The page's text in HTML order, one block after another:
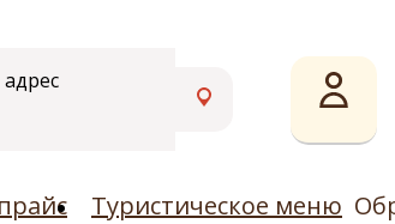
Туристическое меню